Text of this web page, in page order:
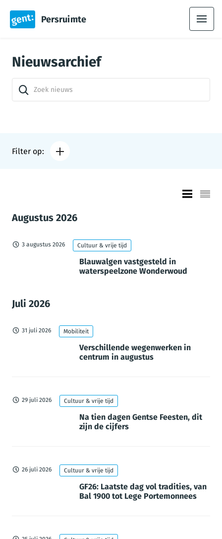
Persruimte
Nieuwsarchief
Filter op:
Augustus 2026
3 augustus 2026 Cultuur & vrije tijd
Blauwalgen vastgesteld in
waterspeelzone Wonderwoud
Juli 2026
31 juli 2026 Mobiliteit
Verschillende wegenwerken in
centrum in augustus
29 juli 2026 Cultuur & vrije tijd
Na tien dagen Gentse Feesten, dit
zijn de cijfers
26 juli 2026 Cultuur & vrije tijd
GF26: Laatste dag vol tradities, van
Bal 1900 tot Lege Portemonnees